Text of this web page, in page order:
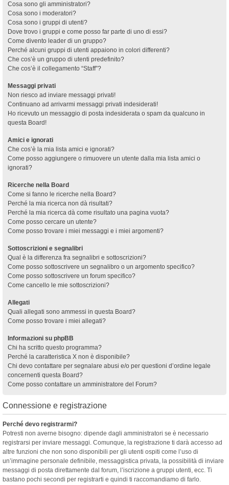
Cosa sono gli amministratori?
Cosa sono i moderatori?
Cosa sono i gruppi di utenti?
Dove trovo i gruppi e come posso far parte di uno di essi?
Come divento leader di un gruppo?
Perché alcuni gruppi di utenti appaiono in colori differenti?
Che cos’è un gruppo di utenti predefinito?
Che cos’è il collegamento “Staff”?
Messaggi privati
Non riesco ad inviare messaggi privati!
Continuano ad arrivarmi messaggi privati indesiderati!
Ho ricevuto un messaggio di posta indesiderata o spam da qualcuno in
questa Board!
Amici e ignorati
Che cos’è la mia lista amici e ignorati?
Come posso aggiungere o rimuovere un utente dalla mia lista amici o
ignorati?
Ricerche nella Board
Come si fanno le ricerche nella Board?
Perché la mia ricerca non dà risultati?
Perché la mia ricerca dà come risultato una pagina vuota?
Come posso cercare un utente?
Come posso trovare i miei messaggi e i miei argomenti?
Sottoscrizioni e segnalibri
Qual è la differenza fra segnalibri e sottoscrizioni?
Come posso sottoscrivere un segnalibro o un argomento specifico?
Come posso sottoscrivere un forum specifico?
Come cancello le mie sottoscrizioni?
Allegati
Quali allegati sono ammessi in questa Board?
Come posso trovare i miei allegati?
Informazioni su phpBB
Chi ha scritto questo programma?
Perché la caratteristica X non è disponibile?
Chi devo contattare per segnalare abusi e/o per questioni d’ordine legale
concernenti questa Board?
Come posso contattare un amministratore del Forum?
Connessione e registrazione
Perché devo registrarmi?
Potresti non averne bisogno: dipende dagli amministratori se è necessario
registrarsi per inviare messaggi. Comunque, la registrazione ti darà accesso ad
altre funzioni che non sono disponibili per gli utenti ospiti come l’uso di
un’immagine personale definibile, messaggistica privata, la possibilità di inviare
messaggi di posta direttamente dal forum, l’iscrizione a gruppi utenti, ecc. Ti
bastano pochi secondi per registrarti e quindi ti raccomandiamo di farlo.